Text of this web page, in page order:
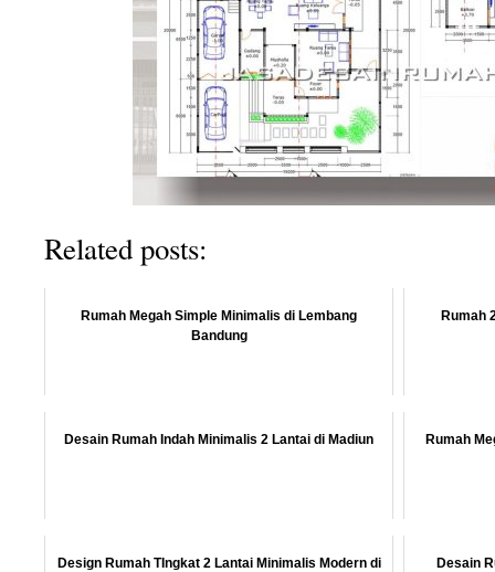
Related posts:
Rumah Megah Simple Minimalis di Lembang
Bandung
Rumah
Desain Rumah Indah Minimalis 2 Lantai di Madiun Rumah
Design Rumah TIngkat 2 Lantai Minimalis Modern di
Desain